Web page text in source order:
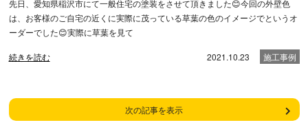
先日、愛知県稲沢市にて一般住宅の塗装をさせて頂きました😊今回の外壁色
は、お客様のご自宅の近くに実際に茂っている草葉の色のイメージでというオ
ーダーでした😊実際に草葉を見て
続きを読む 2021.10.23 施工事例
次の記事を表示